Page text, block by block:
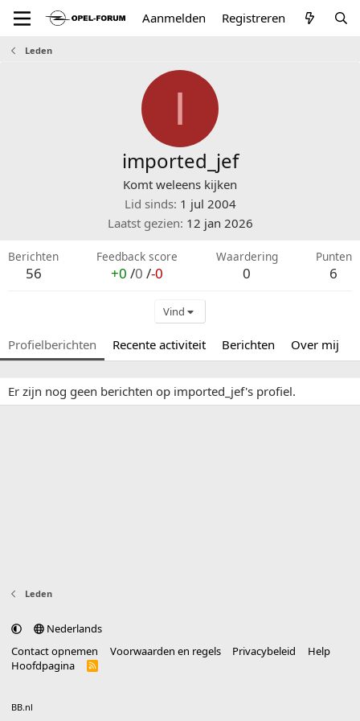
Aanmelden Registreren
Leden
I
imported_jef
Komt weleens kijken
Lid sinds 1 jul 2004
Laatst gezien 12 jan 2026
Berichten
56
Feedback score
+0 /0 /-0
Waardering
0
Punten
6
Vind
Profielberichten Recente activiteit Berichten Over mij
Er zijn nog geen berichten op imported_jef's profiel.
Leden
Nederlands
Contact opnemen
Voorwaarden en regels Privacybeleid
Help
Hoofdpagina
R
BB.nl